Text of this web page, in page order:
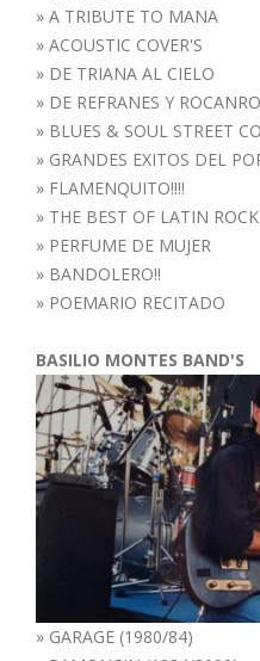
» A TRIBUTE TO MANA
» ACOUSTIC COVER'S
» DE TRIANA AL CIELO
» DE REFRANES Y
» BLUES & SOUL STREET
» GRANDES EXITOS DEL
» FLAMENQUITO!!!!
» THE BEST OF LATIN
» PERFUME DE MUJER
» BANDOLERO!!
» POEMARIO RECITADO
BASILIO MONTES BAND'S
» GARAGE (1980/84)